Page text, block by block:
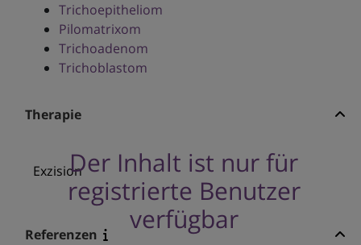
Trichoepitheliom
Pilomatrixom
Trichoadenom
Trichoblastom
Therapie
Der Inhalt ist nur für
registrierte Benutzer
verfügbar
Exzision
Referenzen